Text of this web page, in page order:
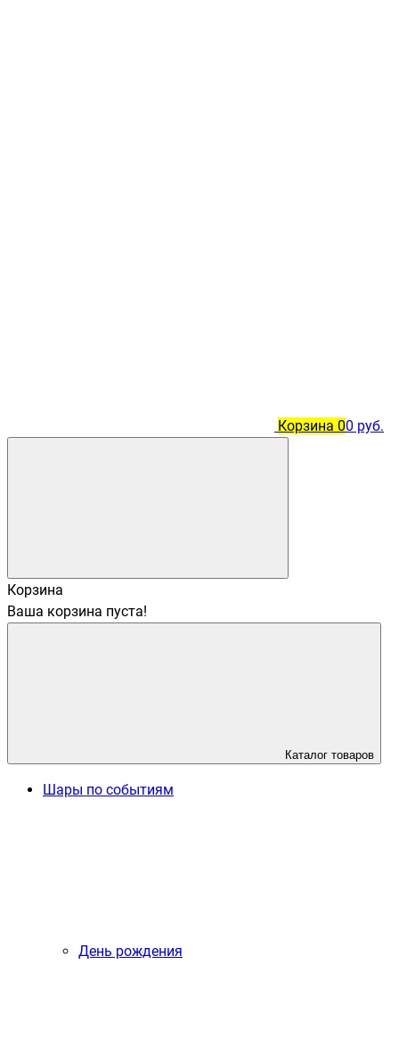
Корзина 00 руб.
Корзина
Ваша корзина пуста!
Каталог товаров
Шары по событиям
День рождения